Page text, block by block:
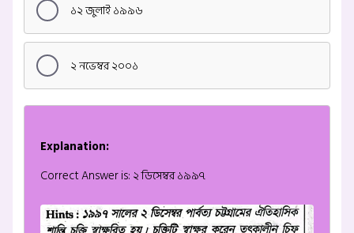
১২ জুলাই ১৯৯৬
২ নভেম্বর ২০০১
Explanation:
Correct Answer is: ২ ডিসেম্বর ১৯৯৭